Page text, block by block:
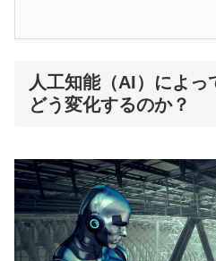
人工知能（AI）によっ
どう変化するのか？